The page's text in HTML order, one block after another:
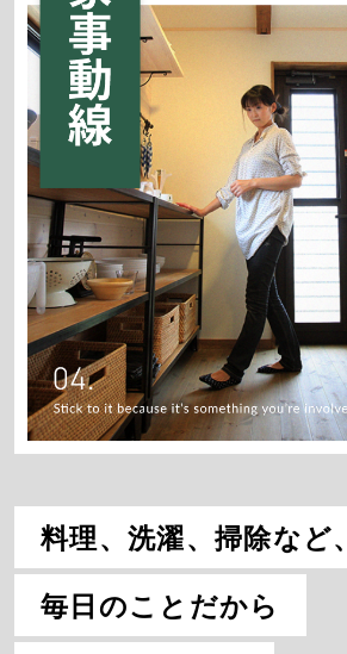
料理、洗濯、掃除など、
毎日のことだから